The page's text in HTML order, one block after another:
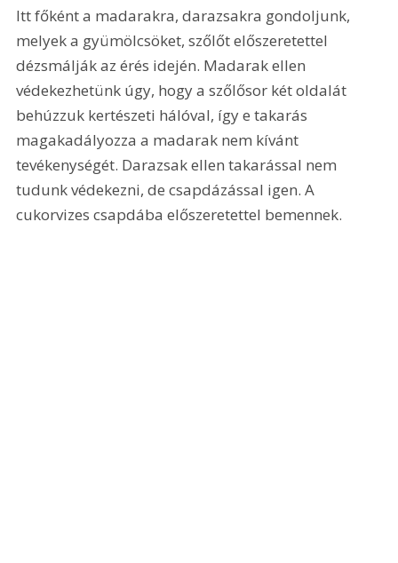
Itt főként a madarakra, darazsakra gondoljunk,
melyek a gyümölcsöket, szőlőt előszeretettel
dézsmálják az érés idején. Madarak ellen
védekezhetünk úgy, hogy a szőlősor két oldalát
behúzzuk kertészeti hálóval, így e takarás
magakadályozza a madarak nem kívánt
tevékenységét. Darazsak ellen takarással nem
tudunk védekezni, de csapdázással igen. A
cukorvizes csapdába előszeretettel bemennek.